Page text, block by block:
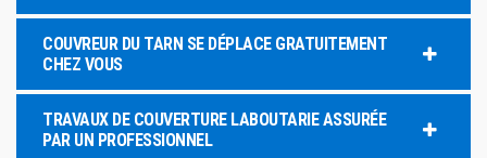
COUVREUR DU TARN SE DÉPLACE GRATUITEMENT
CHEZ VOUS
TRAVAUX DE COUVERTURE LABOUTARIE ASSURÉE
PAR UN PROFESSIONNEL